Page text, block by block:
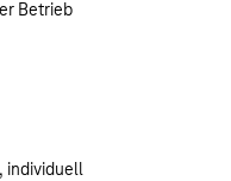
Betrieb
individuell